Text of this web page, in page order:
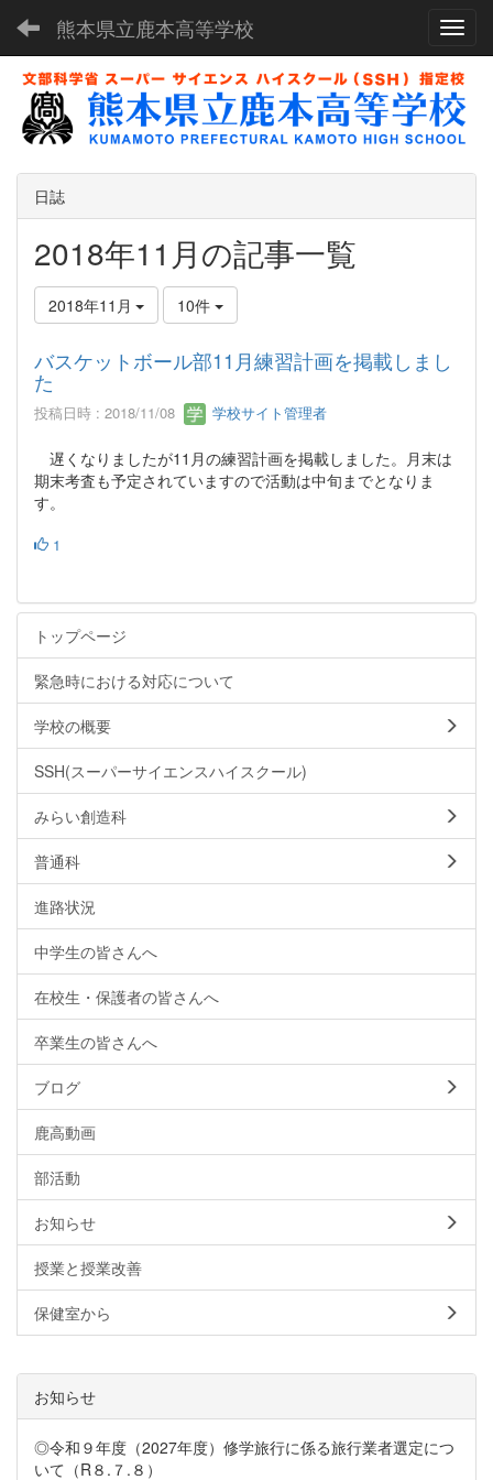
熊本県立鹿本高等学校
日誌
2018年11月の記事一覧
2018年11月 10件
バスケットボール部11月練習計画を掲載しまし
た
投稿日時 : 2018/11/08 学校サイト管理者
遅くなりましたが11月の練習計画を掲載しました。月末は
期末考査も予定されていますので活動は中旬までとなりま
す。
1
トップページ
緊急時における対応について
学校の概要
SSH(スーパーサイエンスハイスクール)
みらい創造科
普通科
進路状況
中学生の皆さんへ
在校生・保護者の皆さんへ
卒業生の皆さんへ
ブログ
鹿高動画
部活動
お知らせ
授業と授業改善
保健室から
お知らせ
◎令和９年度（2027年度）修学旅行に係る旅行業者選定につ
いて（R８.７.８）